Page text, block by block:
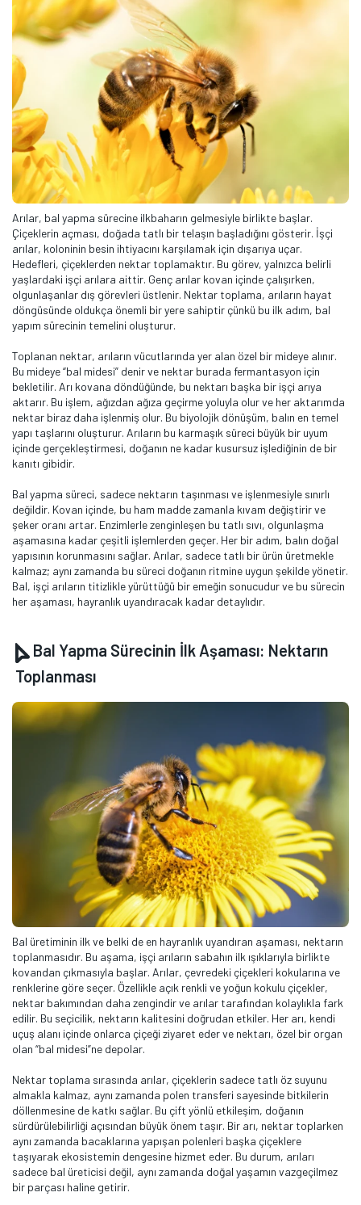
Arılar, bal yapma sürecine ilkbaharın gelmesiyle birlikte başlar.
Çiçeklerin açması, doğada tatlı bir telaşın başladığını gösterir. İşçi
arılar, koloninin besin ihtiyacını karşılamak için dışarıya uçar.
Hedefleri, çiçeklerden nektar toplamaktır. Bu görev, yalnızca belirli
yaşlardaki işçi arılara aittir. Genç arılar kovan içinde çalışırken,
olgunlaşanlar dış görevleri üstlenir. Nektar toplama, arıların hayat
döngüsünde oldukça önemli bir yere sahiptir çünkü bu ilk adım, bal
yapım sürecinin temelini oluşturur.
Toplanan nektar, arıların vücutlarında yer alan özel bir mideye alınır.
Bu mideye “bal midesi” denir ve nektar burada fermantasyon için
bekletilir. Arı kovana döndüğünde, bu nektarı başka bir işçi arıya
aktarır. Bu işlem, ağızdan ağıza geçirme yoluyla olur ve her aktarımda
nektar biraz daha işlenmiş olur. Bu biyolojik dönüşüm, balın en temel
yapı taşlarını oluşturur. Arıların bu karmaşık süreci büyük bir uyum
içinde gerçekleştirmesi, doğanın ne kadar kusursuz işlediğinin de bir
kanıtı gibidir.
Bal yapma süreci, sadece nektarın taşınması ve işlenmesiyle sınırlı
değildir. Kovan içinde, bu ham madde zamanla kıvam değiştirir ve
şeker oranı artar. Enzimlerle zenginleşen bu tatlı sıvı, olgunlaşma
aşamasına kadar çeşitli işlemlerden geçer. Her bir adım, balın doğal
yapısının korunmasını sağlar. Arılar, sadece tatlı bir ürün üretmekle
kalmaz; aynı zamanda bu süreci doğanın ritmine uygun şekilde yönetir.
Bal, işçi arıların titizlikle yürüttüğü bir emeğin sonucudur ve bu sürecin
her aşaması, hayranlık uyandıracak kadar detaylıdır.
Bal Yapma Sürecinin İlk Aşaması: Nektarın
Toplanması
Bal üretiminin ilk ve belki de en hayranlık uyandıran aşaması, nektarın
toplanmasıdır. Bu aşama, işçi arıların sabahın ilk ışıklarıyla birlikte
kovandan çıkmasıyla başlar. Arılar, çevredeki çiçekleri kokularına ve
renklerine göre seçer. Özellikle açık renkli ve yoğun kokulu çiçekler,
nektar bakımından daha zengindir ve arılar tarafından kolaylıkla fark
edilir. Bu seçicilik, nektarın kalitesini doğrudan etkiler. Her arı, kendi
uçuş alanı içinde onlarca çiçeği ziyaret eder ve nektarı, özel bir organ
olan “bal midesi”ne depolar.
Nektar toplama sırasında arılar, çiçeklerin sadece tatlı öz suyunu
almakla kalmaz, aynı zamanda polen transferi sayesinde bitkilerin
döllenmesine de katkı sağlar. Bu çift yönlü etkileşim, doğanın
sürdürülebilirliği açısından büyük önem taşır. Bir arı, nektar toplarken
aynı zamanda bacaklarına yapışan polenleri başka çiçeklere
taşıyarak ekosistemin dengesine hizmet eder. Bu durum, arıları
sadece bal üreticisi değil, aynı zamanda doğal yaşamın vazgeçilmez
bir parçası haline getirir.